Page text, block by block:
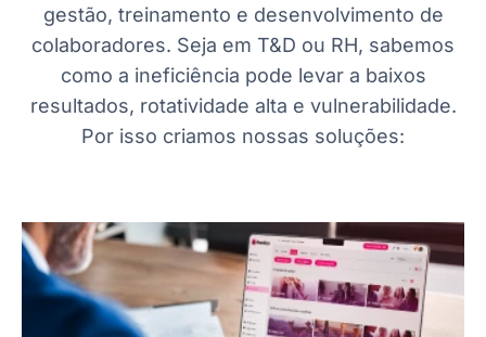
gestão, treinamento e desenvolvimento de
colaboradores. Seja em T&D ou RH, sabemos
como a ineficiência pode levar a baixos
resultados, rotatividade alta e vulnerabilidade.
Por isso criamos nossas soluções: